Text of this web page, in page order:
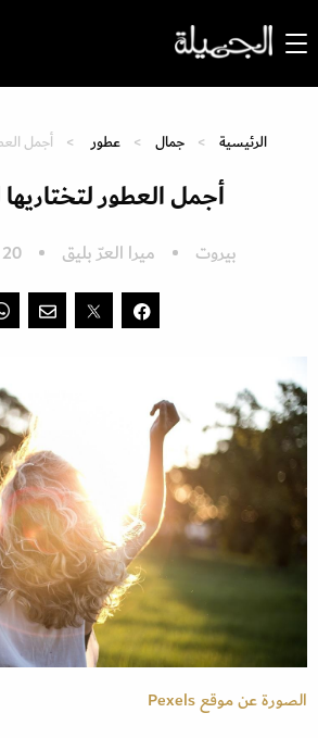
الرئيسية جمال عطور أجمل
أجمل العطور
بيروت ميرا العرّ بليق 20 مارس 2023
الصورة عن موقع Pexels